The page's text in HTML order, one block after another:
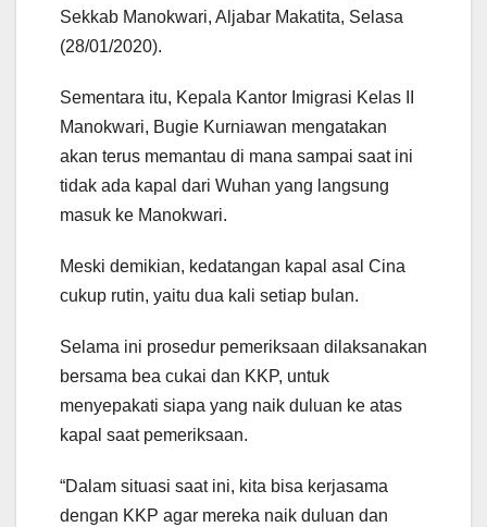
Sekkab Manokwari, Aljabar Makatita, Selasa
(28/01/2020).
Sementara itu, Kepala Kantor Imigrasi Kelas II
Manokwari, Bugie Kurniawan mengatakan
akan terus memantau di mana sampai saat ini
tidak ada kapal dari Wuhan yang langsung
masuk ke Manokwari.
Meski demikian, kedatangan kapal asal Cina
cukup rutin, yaitu dua kali setiap bulan.
Selama ini prosedur pemeriksaan dilaksanakan
bersama bea cukai dan KKP, untuk
menyepakati siapa yang naik duluan ke atas
kapal saat pemeriksaan.
“Dalam situasi saat ini, kita bisa kerjasama
dengan KKP agar mereka naik duluan dan